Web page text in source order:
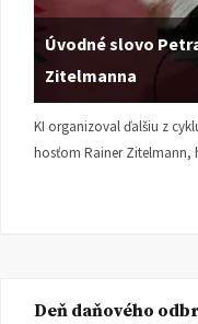
Úvodné slovo
Zitelmanna
KI organizoval ďalšiu z
hosťom Rainer
Deň daňového